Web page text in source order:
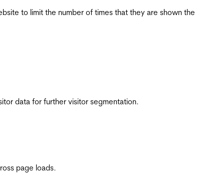
to limit the number of times that they are shown the
data for further visitor segmentation.
page loads.